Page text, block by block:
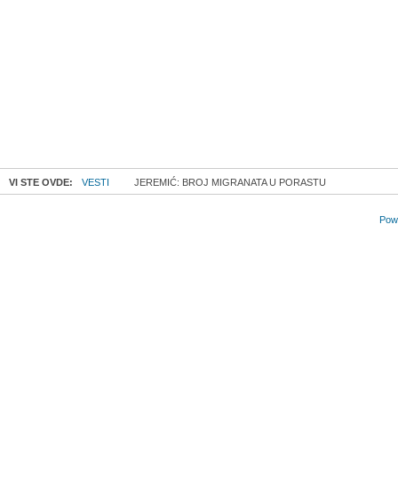
VI STE OVDE: VESTI JEREMIĆ: BROJ MIGRANATA U PORASTU